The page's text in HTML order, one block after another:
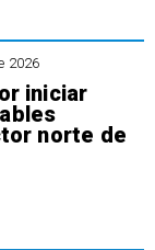
2026
iniciar
norte de